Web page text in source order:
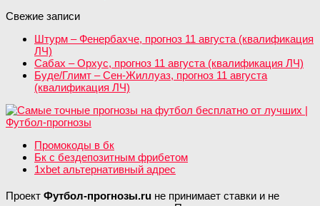
Свежие записи
Штурм – Фенербахче, прогноз 11 августа (квалификация
ЛЧ)
Сабах – Орхус, прогноз 11 августа (квалификация ЛЧ)
Буде/Глимт – Сен-Жиллуаз, прогноз 11 августа
(квалификация ЛЧ)
Промокоды в бк
Бк с бездепозитным фрибетом
1xbet альтернативный адрес
Проект Футбол-прогнозы.ru не принимает ставки и не